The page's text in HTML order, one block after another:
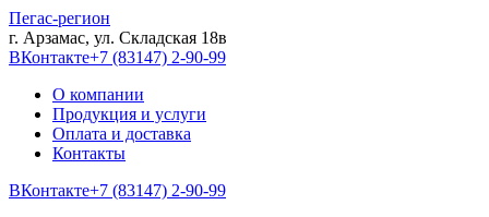
Пегас-регион
г. Арзамас, ул. Складская 18в
ВКонтакте+7 (83147) 2-90-99
О компании
Продукция и услуги
Оплата и доставка
Контакты
ВКонтакте+7 (83147) 2-90-99